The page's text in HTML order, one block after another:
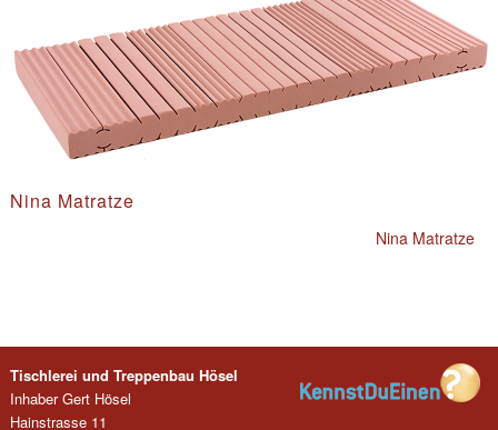
Nina Matratze
Nina Matratze
Tischlerei und Treppenbau Hösel
Inhaber Gert Hösel
Hainstrasse 11